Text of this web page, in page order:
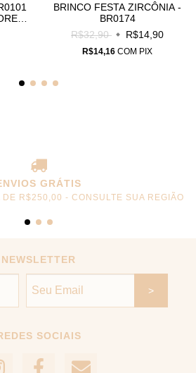
BRINCO FESTA ZIRCÔNIA -
BR0174
R$32,90
R$14,90
R$14,16 COM PIX
GRÁTIS
DE R$250,00 - CONSULTE SUA REGIÃO
NEWSLETTER
SOCIAIS